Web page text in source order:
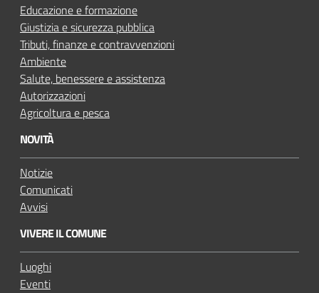
Educazione e formazione
Giustizia e sicurezza pubblica
Tributi, finanze e contravvenzioni
Ambiente
Salute, benessere e assistenza
Autorizzazioni
Agricoltura e pesca
NOVITÀ
Notizie
Comunicati
Avvisi
VIVERE IL COMUNE
Luoghi
Eventi